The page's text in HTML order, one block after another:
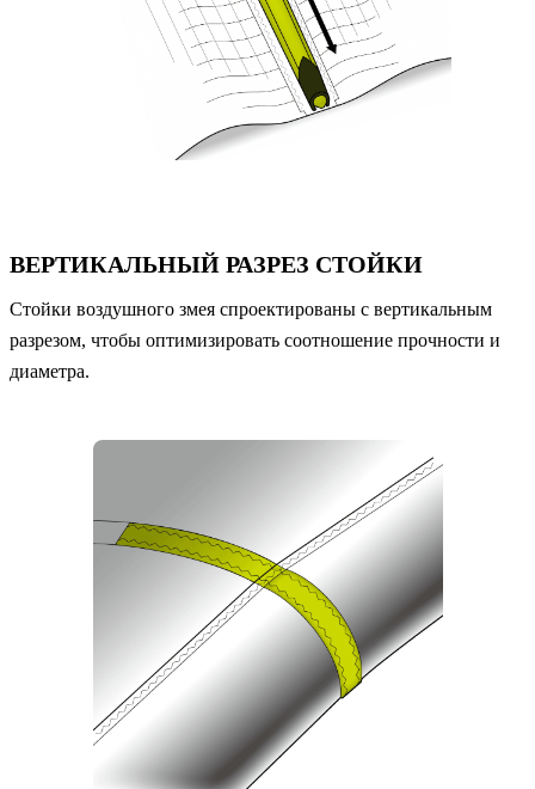
ВЕРТИКАЛЬНЫЙ РАЗРЕЗ СТОЙКИ
Стойки воздушного змея спроектированы с вертикальным
разрезом, чтобы оптимизировать соотношение прочности и
диаметра.